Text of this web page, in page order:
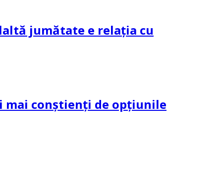
jumătate e relația cu
mai conștienți de opțiunile